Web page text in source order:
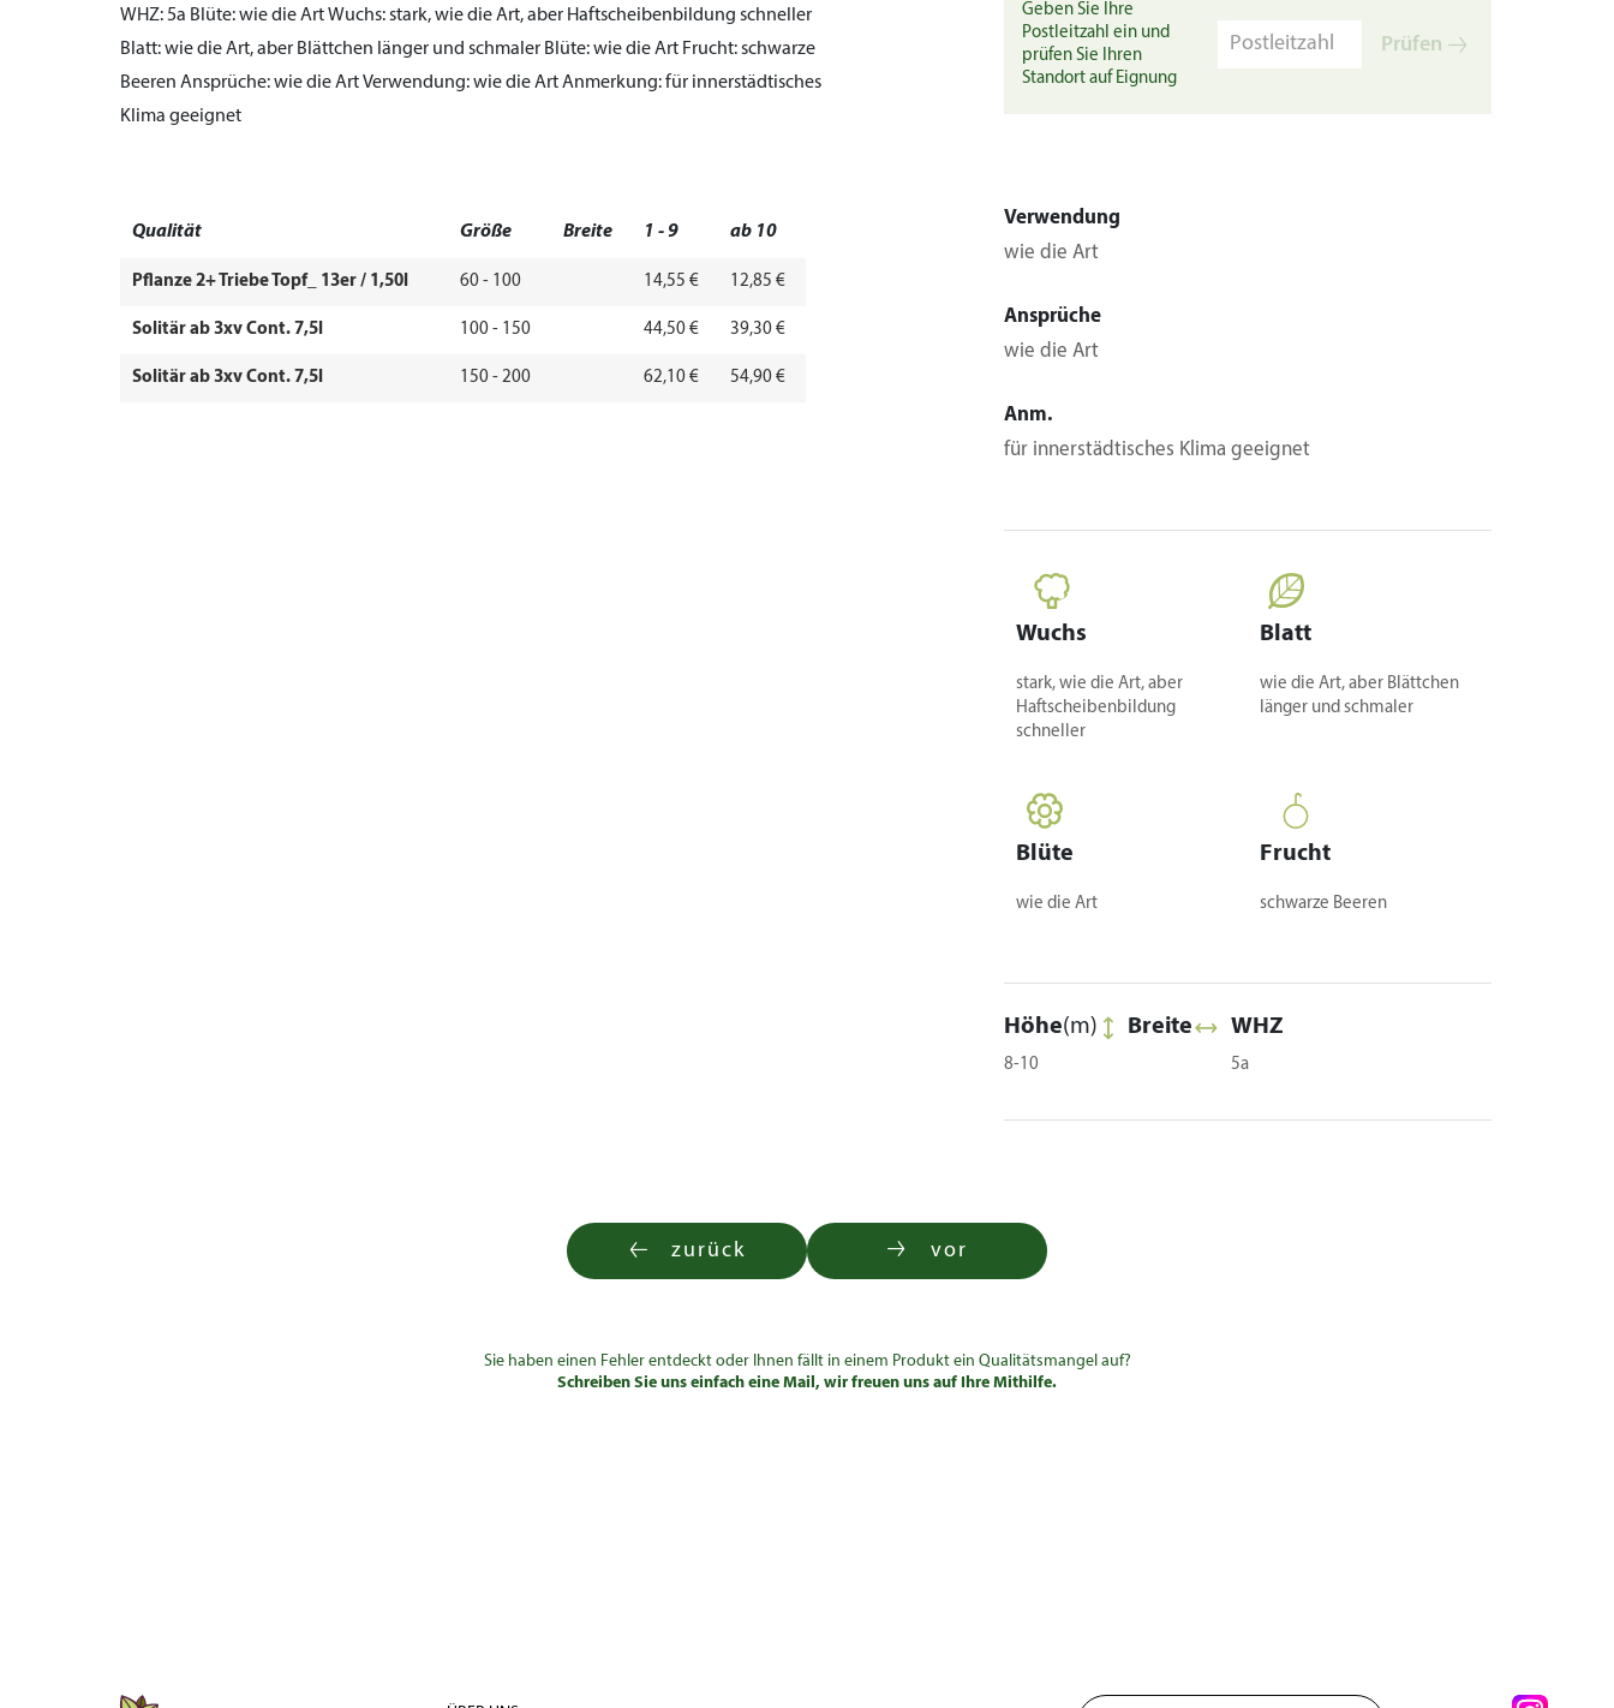
WHZ:5a Blüte:wie die ArtWuchs:stark, wie die Art, aber Haftscheibenbildung schneller
Blatt:wie die Art, aber Blättchen länger und schmaler Blüte:wie die Art Frucht:schwarze
Beeren Ansprüche:wie die ArtVerwendung:wie die ArtAnmerkung:für innerstädtisches
Klima geeignet
Qualität Größe Breite 1 - 9 ab 10
Pflanze 2+ Triebe Topf_ 13er / 1,50l 60 - 100 14,55 € 12,85 €
Solitär ab 3xv Cont. 7,5l 100 - 150 44,50 € 39,30 €
Solitär ab 3xv Cont. 7,5l 150 - 200 62,10 € 54,90 €
Geben Sie Ihre
Postleitzahl ein und
prüfen Sie Ihren
Standort auf Eignung
Prüfen
Verwendung
wie die Art
Ansprüche
wie die Art
Anm.
für innerstädtisches Klima geeignet
Wuchs
stark, wie die Art, aber
Haftscheibenbildung
schneller
Blatt
wie die Art, aber Blättchen
länger und schmaler
Blüte
wie die Art
Frucht
schwarze Beeren
Höhe(m)
8-10
Breite WHZ
5a
zurück vor
Sie haben einen Fehler entdeckt oder Ihnen fällt in einem Produkt ein Qualitätsmangel auf?
Schreiben Sie uns einfach eine Mail, wir freuen uns auf Ihre Mithilfe.